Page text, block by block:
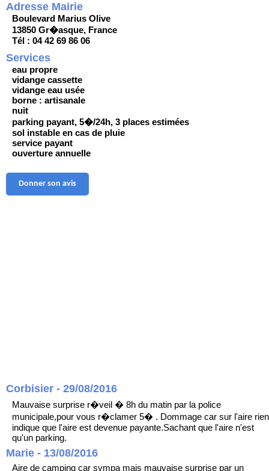
Adresse Mairie
Boulevard Marius Olive
13850 Gr�asque, France
Tél : 04 42 69 86 06
Services
eau propre
vidange cassette
vidange eau usée
borne : artisanale
nuit
parking payant, 5�/24h, 3 places estimées
sol instable en cas de pluie
service payant
ouverture annuelle
Donner son avis
Corbisier - 29/08/2016
Mauvaise surprise r�veil � 8h du matin par la police
municipale,pour vous r�clamer 5� . Dommage car sur l'aire rien
indique que l'aire est devenue payante.Sachant que l'aire n'est
qu'un parking.
Marie - 13/08/2016
Aire de camping car sympa mais mauvaise surprise par un